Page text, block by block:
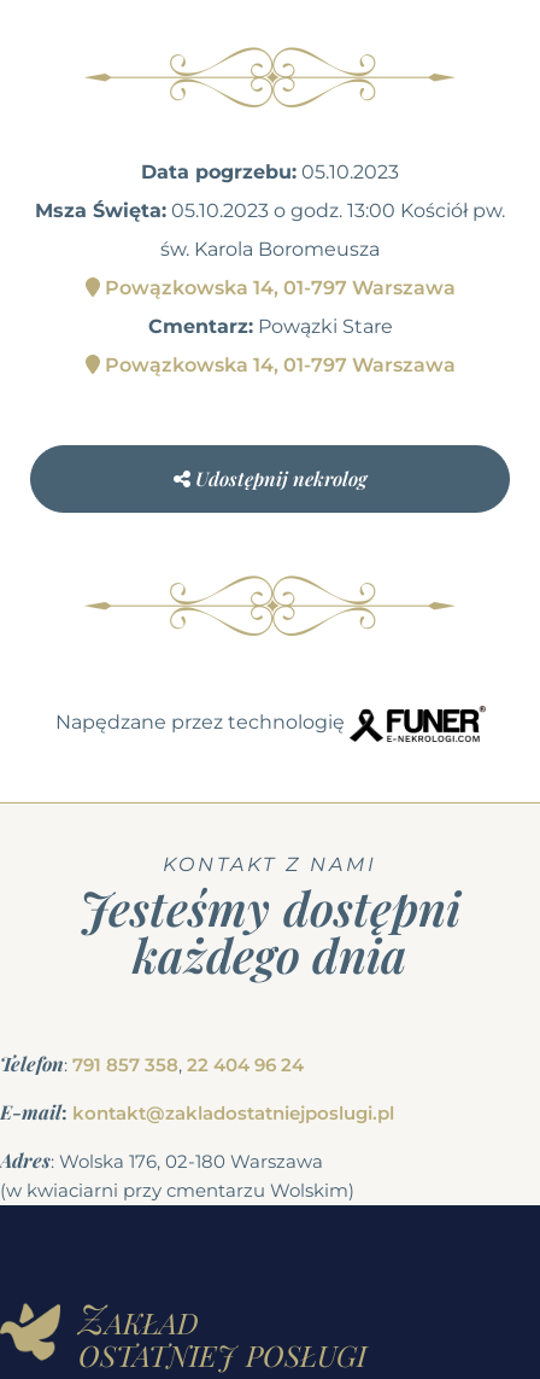
Data pogrzebu: 05.10.2023
Msza Święta: 05.10.2023 o godz. 13:00 Kościół pw.
św. Karola Boromeusza
Powązkowska 14, 01-797 Warszawa
Cmentarz:Powązki Stare
Powązkowska 14, 01-797 Warszawa
Udostępnij nekrolog
Napędzane przez technologię
KONTAKT Z NAMI
Jesteśmy dostępni
każdego dnia
Telefon: 791 857 358, 22 404 96 24
E-mail: kontakt@zakladostatniejposlugi.pl
Adres: Wolska 176, 02-180 Warszawa
(w kwiaciarni przy cmentarzu Wolskim)
Zakład
ostatniej posługi